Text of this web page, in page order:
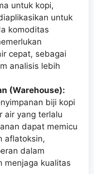
untuk kopi,
untuk
komoditas
cepat, sebagai
analisis lebih
(Warehouse):
biji kopi
air yang terlalu
dapat memicu
aflatoksin,
dalam
menjaga kualitas